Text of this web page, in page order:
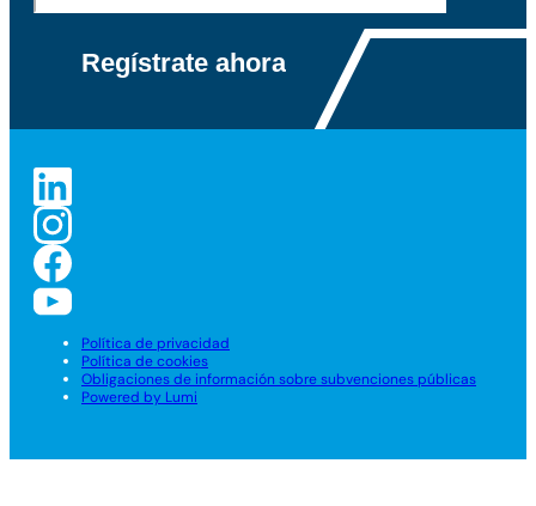
Política de privacidad
Política de cookies
Obligaciones de información sobre subvenciones públicas
Powered by Lumi